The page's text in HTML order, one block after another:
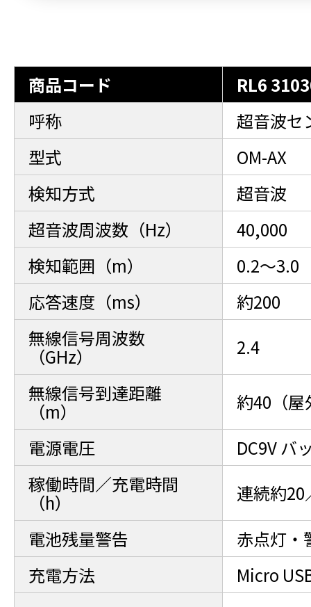
商品コード
RL6
呼称
超音波セ
型式
OM-AX
検知方式
超音波
超音波周波数（Hz）
40,000
検知範囲（m）
0.2～3.0
応答速度（ms）
約200
無線信号周波数
（GHz）
2.4
無線信号到達距離
（m）
約40（屋
電源電圧
DC9V バ
稼働時間／充電時間
（h）
連続約20
電池残量警告
赤点灯・
充電方法
Micro